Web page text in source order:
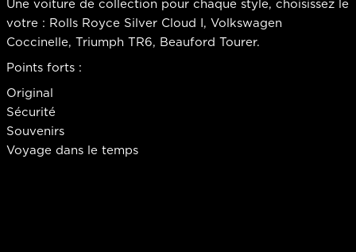
Une voiture de collection pour chaque style, choisissez le
votre : Rolls Royce Silver Cloud I, Volkswagen
Coccinelle, Triumph TR6, Beauford Tourer.
Points forts :
Original
Sécurité
Souvenirs
Voyage dans le temps